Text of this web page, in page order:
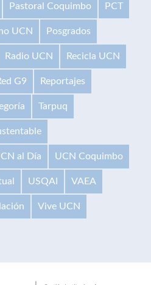
Pastoral Coquimbo PCT
UCN Posgrados
Radio UCN Recicla UCN
G9 Reportajes
Tarpuq
al Día UCN Coquimbo
USQAI VAEA
Vive UCN